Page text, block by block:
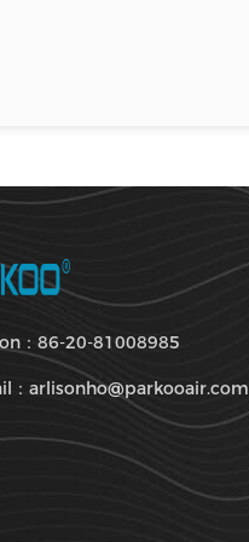
：86-20-81008985
：arlisonho@parkooair.com